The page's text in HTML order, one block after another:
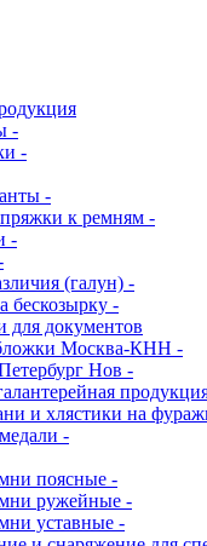
-
-
-
к ремням -
-
(галун) -
бескозырку -
для документов
Москва-КНН -
Нов -
и хлястики на
-
поясные -
ружейные -
уставные -